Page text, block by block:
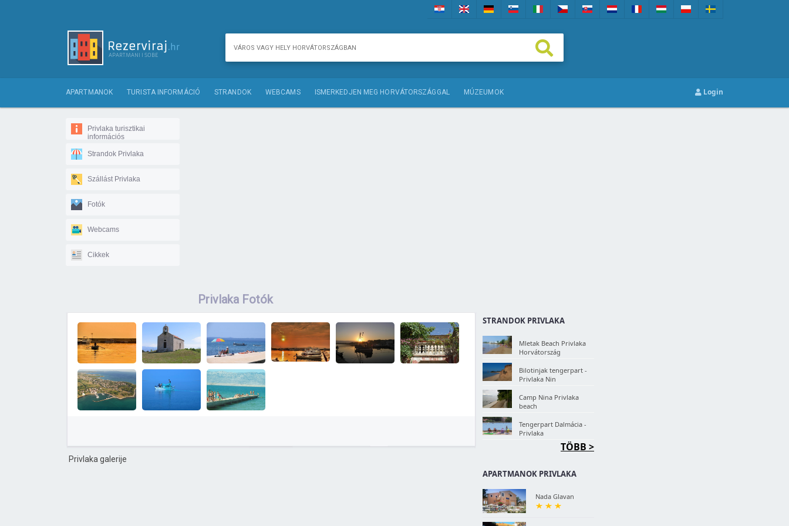
APARTMANOK TURISTA INFORMÁCIÓ STRANDOK WEBCAMS ISMERKEDJEN MEG HORVÁTORSZÁGGAL MÚZEUMOK Login
Privlaka turisztikai
információs
Strandok Privlaka
Szállást Privlaka
Fotók
Webcams
Cikkek
Privlaka Fotók
Privlaka galerije
STRANDOK PRIVLAKA
Mletak Beach Privlaka
Horvátország
Bilotinjak tengerpart -
Privlaka Nin
Camp Nina Privlaka
beach
Tengerpart Dalmácia -
Privlaka
TÖBB >
APARTMANOK PRIVLAKA
Nada Glavan